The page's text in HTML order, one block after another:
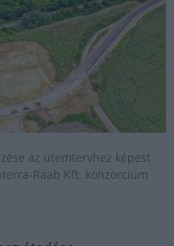
az ütemtervhez képest
Raab Kft. konzorcium